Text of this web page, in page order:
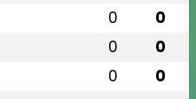
0 0
0 0
0 0